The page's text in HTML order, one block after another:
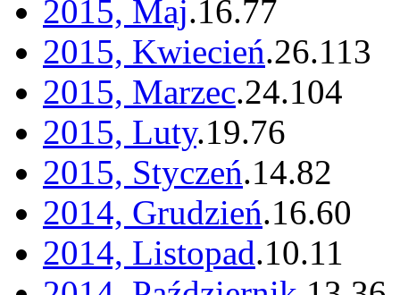
2015, Maj.16.77
2015, Kwiecień.26.113
2015, Marzec.24.104
2015, Luty.19.76
2015, Styczeń.14.82
2014, Grudzień.16.60
2014, Listopad.10.11